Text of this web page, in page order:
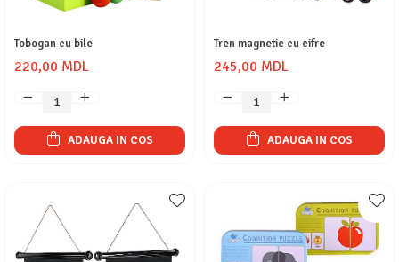
Tobogan cu bile
220,00 MDL
ADAUGA IN COS
Tren magnetic cu cifre
245,00 MDL
ADAUGA IN COS